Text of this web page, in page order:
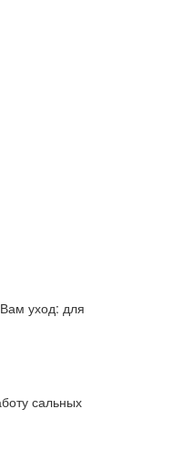
уход: для
сальных